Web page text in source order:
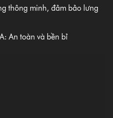
thông minh, đảm bảo lưng
An toàn và bền bỉ